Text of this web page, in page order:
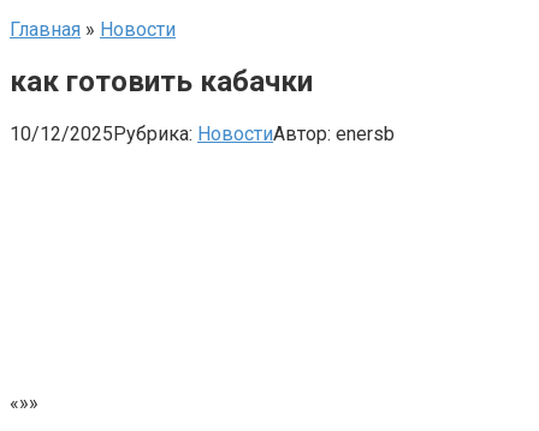
Главная » Новости
как готовить кабачки
10/12/2025Рубрика: НовостиАвтор: enersb
«»»